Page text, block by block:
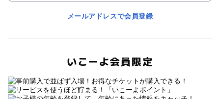
メールアドレスで会員登録
いこーよ会員限定